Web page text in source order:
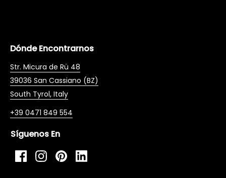
Dónde Encontrarnos
Str. Micura de Rü 48
39036 San Cassiano (BZ)
South Tyrol, Italy
+39 0471 849 554
Síguenos En
FacebookInstagram
PinterestLinkedIn